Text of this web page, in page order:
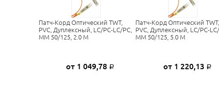
Патч-Корд Оптический TWT,
PVC, Дуплексный, LC/PC-LC/PC,
MM 50/125, 2.0 М
от 1 049,78 Р
Патч-Корд Оптический TWT,
PVC, Дуплексный, LC/PC-LC/
MM 50/125, 5.0 М
от 1 220,13 Р